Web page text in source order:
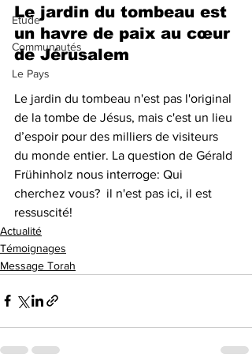
Etude
Communautés
Le Pays
Le jardin du tombeau est
un havre de paix au cœur
de Jérusalem
Le jardin du tombeau n'est pas l'original
de la tombe de Jésus, mais c'est un lieu
d’espoir pour des milliers de visiteurs
du monde entier. La question de Gérald
Frühinholz nous interroge: Qui
cherchez vous?  il n'est pas ici, il est
ressuscité!
Actualité
Témoignages
Message Torah